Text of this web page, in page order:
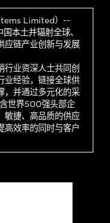
Limited）--
本土并辐射全球、
应链产业创新与发展
行业资深人士共同创
业经验，链接全球供
，并通过多元化的采
世界500强头部企
敏捷、高品质的供应
高效率的同时与客户